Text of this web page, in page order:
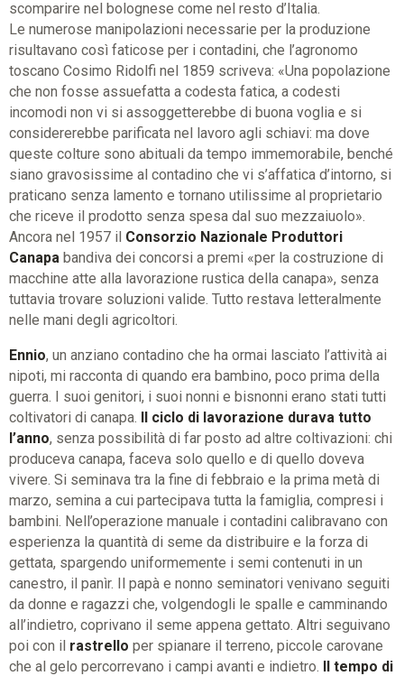
scomparire nel bolognese come nel resto d’Italia.
Le numerose manipolazioni necessarie per la produzione
risultavano così faticose per i contadini, che l’agronomo
toscano Cosimo Ridolfi nel 1859 scriveva: «Una popolazione
che non fosse assuefatta a codesta fatica, a codesti
incomodi non vi si assoggetterebbe di buona voglia e si
considererebbe parificata nel lavoro agli schiavi: ma dove
queste colture sono abituali da tempo immemorabile, benché
siano gravosissime al contadino che vi s’affatica d’intorno, si
praticano senza lamento e tornano utilissime al proprietario
che riceve il prodotto senza spesa dal suo mezzaiuolo».
Ancora nel 1957 il Consorzio Nazionale Produttori
Canapa bandiva dei concorsi a premi «per la costruzione di
macchine atte alla lavorazione rustica della canapa», senza
tuttavia trovare soluzioni valide. Tutto restava letteralmente
nelle mani degli agricoltori.
Ennio, un anziano contadino che ha ormai lasciato l’attività ai
nipoti, mi racconta di quando era bambino, poco prima della
guerra. I suoi genitori, i suoi nonni e bisnonni erano stati tutti
coltivatori di canapa. Il ciclo di lavorazione durava tutto
l’anno, senza possibilità di far posto ad altre coltivazioni: chi
produceva canapa, faceva solo quello e di quello doveva
vivere. Si seminava tra la fine di febbraio e la prima metà di
marzo, semina a cui partecipava tutta la famiglia, compresi i
bambini. Nell’operazione manuale i contadini calibravano con
esperienza la quantità di seme da distribuire e la forza di
gettata, spargendo uniformemente i semi contenuti in un
canestro, il panìr. Il papà e nonno seminatori venivano seguiti
da donne e ragazzi che, volgendogli le spalle e camminando
all’indietro, coprivano il seme appena gettato. Altri seguivano
poi con il rastrello per spianare il terreno, piccole carovane
che al gelo percorrevano i campi avanti e indietro. Il tempo di